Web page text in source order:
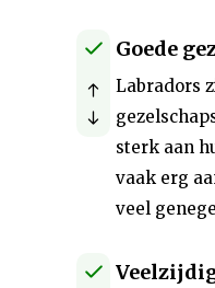
Goede
Labradors
sterk aan
vaak erg
veel